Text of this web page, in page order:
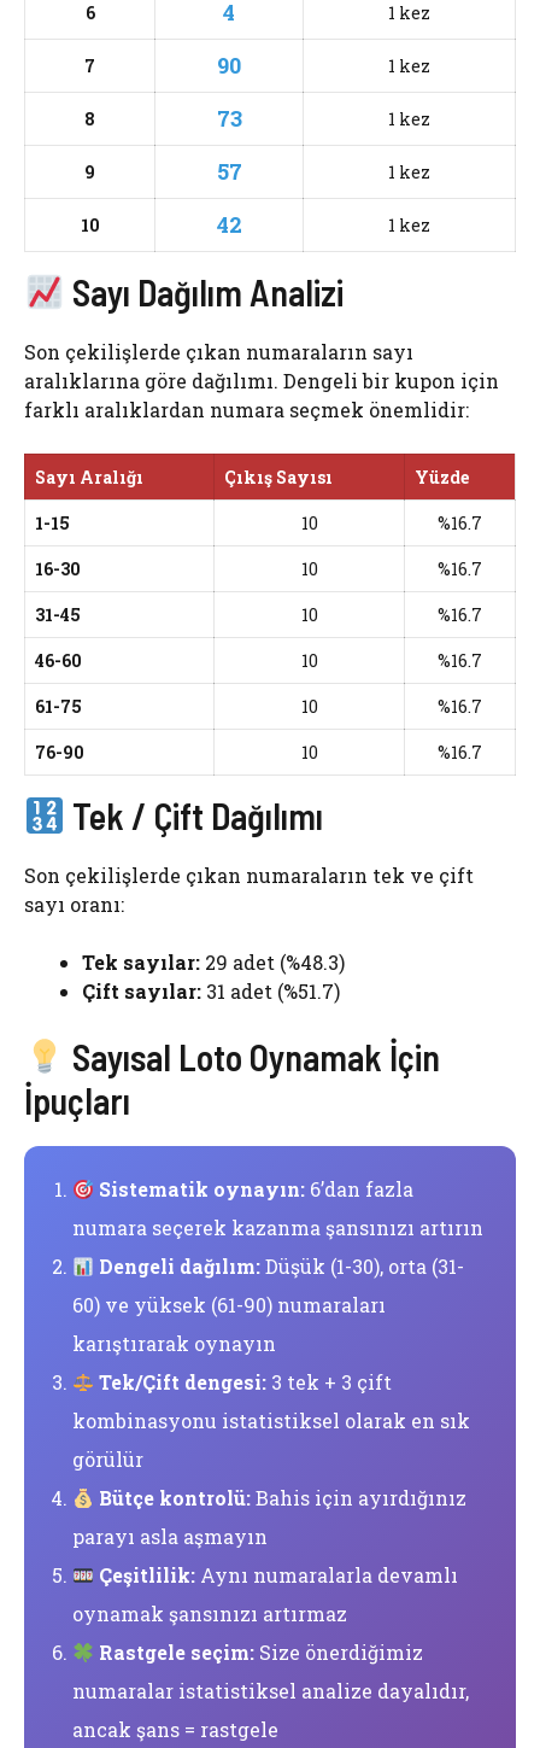
6 4 1 kez
7 90 1 kez
8 73 1 kez
9 57 1 kez
10 42 1 kez
Sayı Dağılım Analizi
Son çekilişlerde çıkan numaraların sayı
aralıklarına göre dağılımı. Dengeli bir kupon için
farklı aralıklardan numara seçmek önemlidir:
Sayı Aralığı Çıkış Sayısı
Yüzde
1-15
10
%16.7
16-30
10
%16.7
31-45
10
%16.7
46-60
10
%16.7
61-75
10
%16.7
76-90
10 %16.7
Tek / Çift Dağılımı
Son çekilişlerde çıkan numaraların tek ve çift
sayı oranı:
Tek sayılar: 29 adet (%48.3)
Çift sayılar: 31 adet (%51.7)
Sayısal Loto Oynamak İçin
İpuçları
Sistematik oynayın: 6’dan fazla
numara seçerek kazanma şansınızı artırın
Dengeli dağılım:Düşük (1-30), orta (31-
60) ve yüksek (61-90) numaraları
karıştırarak oynayın
Tek/Çift dengesi: 3 tek + 3 çift
kombinasyonu istatistiksel olarak en sık
görülür
Bütçe kontrolü:Bahis için ayırdığınız
parayı asla aşmayın
Çeşitlilik: Aynı numaralarla devamlı
oynamak şansınızı artırmaz
Rastgele seçim: Size önerdiğimiz
numaralar istatistiksel analize dayalıdır,
ancak şans = rastgele